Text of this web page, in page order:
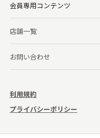
会員専用コンテンツ
店舗一覧
お問い合わせ
利用規約
プライバシーポリシー